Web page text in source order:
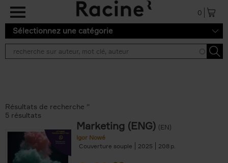
Aller au contenu principal
0
Sélectionnez une catégorie
Résultats de recherche ''
5 résultats
Marketing (ENG) (EN)
Igor Nowé
Couverture souple
2025 208